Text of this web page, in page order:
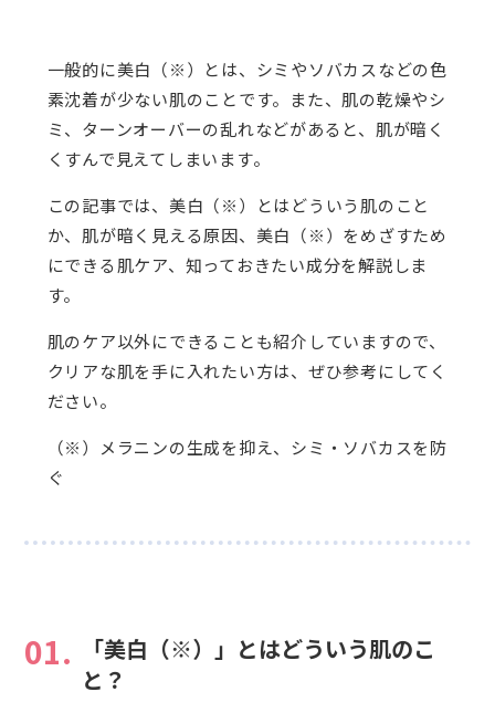
一般的に美白（※）とは、シミやソバカスなどの色
素沈着が少ない肌のことです。また、肌の乾燥やシ
ミ、ターンオーバーの乱れなどがあると、肌が暗く
くすんで見えてしまいます。
この記事では、美白（※）とはどういう肌のこと
か、肌が暗く見える原因、美白（※）をめざすため
にできる肌ケア、知っておきたい成分を解説しま
す。
肌のケア以外にできることも紹介していますので、
クリアな肌を手に入れたい方は、ぜひ参考にしてく
ださい。
（※）メラニンの生成を抑え、シミ・ソバカスを防
ぐ
01.
「美白（※）」とはどういう肌のこ
と？